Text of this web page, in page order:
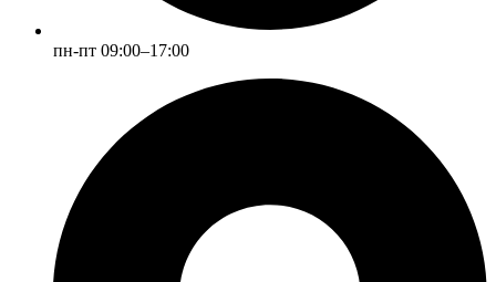
пн-пт 09:00–17:00